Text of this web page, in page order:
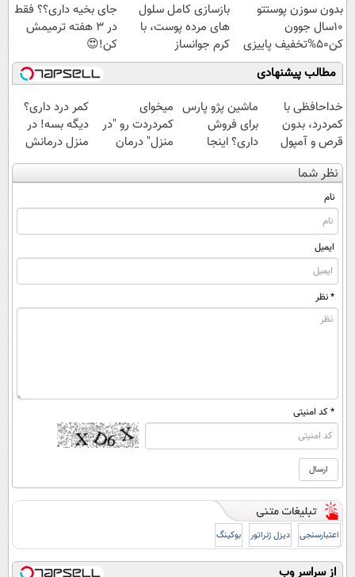
بدون سوزن پوستتو
10سال جوون
کن50%تخفیف پاییزی
بازسازی کامل سلول
های مرده پوست، با
کرم جوانساز
جلبک(50% تخفیف)
جای بخیه داری؟؟ فقط
در 3 هفته ترمیمش
کن!😍
مطالب پیشنهادی
خداحافظی با
کمردرد، بدون
قرص و آمپول
ماشین پژو پارس
برای فروش
داری؟ اینجا
سریع بفروشش
میخوای
کمردردت رو "در
منزل" درمان
کنی؟ (◂فیلم +
◂پرسش‌نامه)
کمر درد داری؟
دیگه بسه! در
منزل درمانش
کن
(◀پرسش‌نامه)
نظر شما
نام
ایمیل
* نظر
* کد امنیتی
اعتبارسنجی دیزل ژنراتور بوکینگ
از سراسر وب